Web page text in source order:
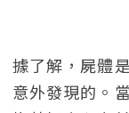
據了解，屍體
意外發現的。